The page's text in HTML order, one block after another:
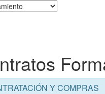
Y COMPRAS